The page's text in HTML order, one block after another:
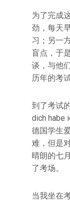
为了完成
劲，每天
习；另一
盲点，于
谈，与他
历年的考
到了考试
dich habe
德国学生
难，但是
晴朗的七
了考场。
当我坐在